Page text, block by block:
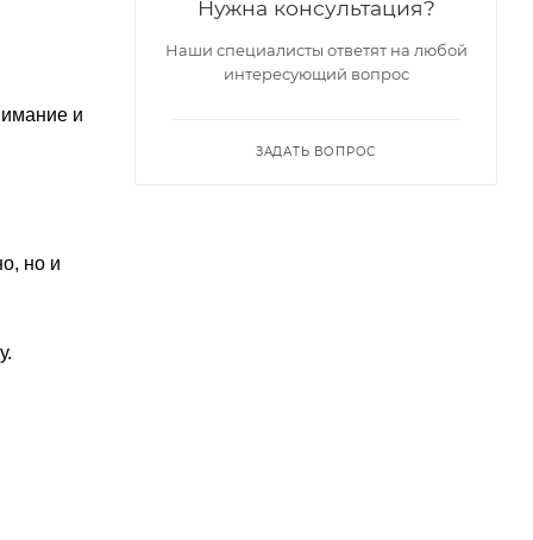
и
но и
Нужна консультация?
Наши специалисты ответят на любой
интересующий вопрос
ЗАДАТЬ ВОПРОС